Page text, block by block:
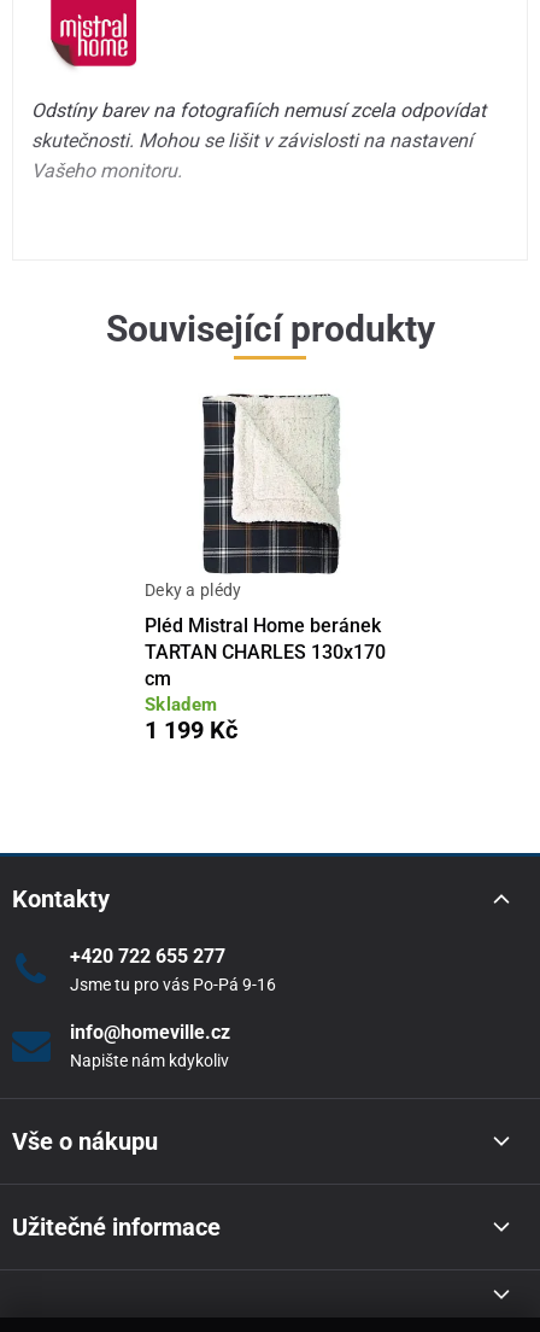
Odstíny barev na fotografiích nemusí zcela odpovídat
skutečnosti. Mohou se lišit v závislosti na nastavení
Vašeho monitoru.
Související produkty
Deky a plédy
Pléd Mistral Home beránek
TARTAN CHARLES 130x170
cm
Skladem
1 199 Kč
Kontakty
+420 722 655 277
Jsme tu pro vás Po-Pá 9-16
info@homeville.cz
Napište nám kdykoliv
Vše o nákupu
Užitečné informace